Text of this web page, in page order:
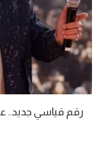
رقم قياسي جديد..